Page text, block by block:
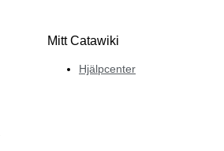
Mitt Catawiki
Hjälpcenter